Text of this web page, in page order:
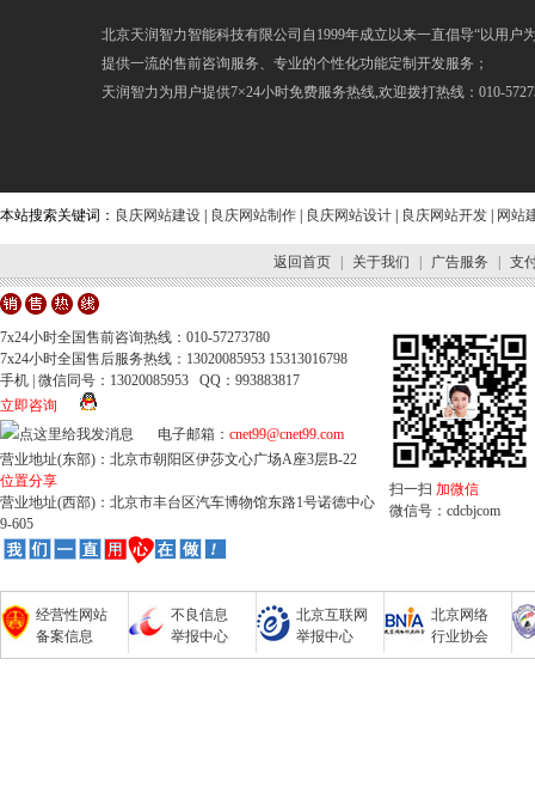
北京天润智力智能科技有限公司自1999年成立以来一直倡导“以用户
提供一流的售前咨询服务、专业的个性化功能定制开发服务；
天润智力为用户提供7×24小时免费服务热线,欢迎拨打热线：010-
本站搜索关键词： 良庆网站建设 良庆网站制作 良庆网站设计 良庆网站开发 网站
返回首页 关于我们 广告服务 支
7x24小时全国售前咨询热线：010-57273780
7x24小时全国售后服务热线：13020085953 15313016798
手机 | 微信同号：13020085953 QQ：993883817
立即咨询
电子邮箱： cnet99@cnet99.com
营业地址(东部)：北京市朝阳区伊莎文心广场A座3层B-22
位置分享
营业地址(西部)：北京市丰台区汽车博物馆东路1号诺德中心
9-605
扫一扫 加微信
微信号：cdcbjcom
经营性网站
备案信息
不良信息
举报中心
北京互联网
举报中心
北京网络
行业协会